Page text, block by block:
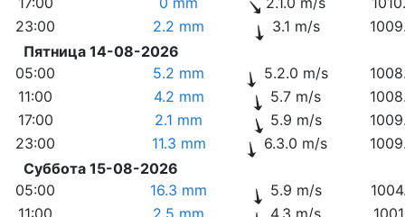
23:00
2.2 mm 3.1 m/s
Пятница 14-08-2026
05:00
5.2 mm 5.2.0 m/s
11:00
4.2 mm 5.7 m/s
17:00
2.1 mm 5.9 m/s
23:00
11.3 mm 6.3.0 m/s
Суббота 15-08-2026
05:00
16.3 mm 5.9 m/s